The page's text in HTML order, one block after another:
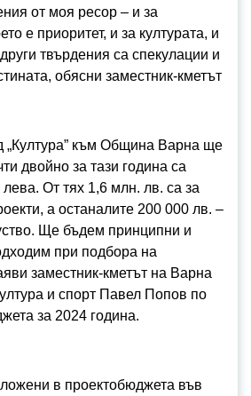
от моя ресор – и за
е приоритет, и за културата, и
твърдения са спекулации и
обясни заместник-кметът
„Култура” към Община Варна ще
двойно за тази година са
От тях 1,6 млн. лв. са за
а останалите 200 000 лв. –
Ще бъдем принципни и
при подбора на
заместник-кметът на Варна
и спорт Павел Попов по
за 2024 година.
в проектобюджета във